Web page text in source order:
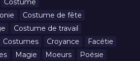
Costume
Costume de fête
Costume de travail
Costumes Croyance
Facétie
Magie Moeurs
Poésie